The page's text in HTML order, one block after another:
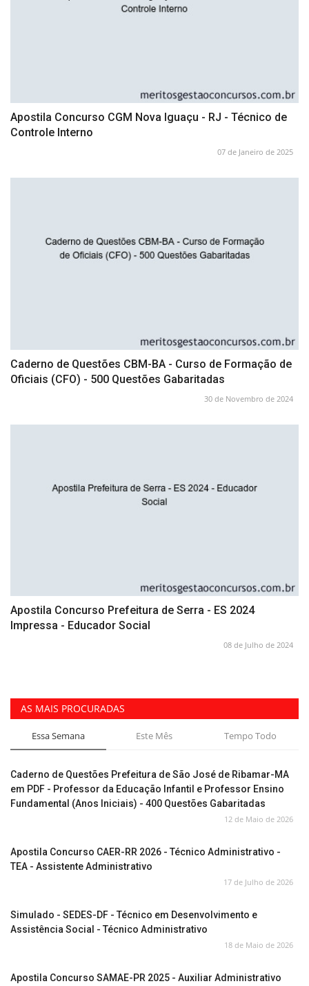
Apostila Concurso CGM Nova Iguaçu - RJ - Técnico de
Controle Interno
07 de Janeiro de 2025
Caderno de Questões CBM-BA - Curso de Formação de
Oficiais (CFO) - 500 Questões Gabaritadas
30 de Novembro de 2024
Apostila Concurso Prefeitura de Serra - ES 2024
Impressa - Educador Social
08 de Julho de 2024
AS MAIS PROCURADAS
Essa Semana Este Mês Tempo Todo
Caderno de Questões Prefeitura de São José de Ribamar-MA
em PDF - Professor da Educação Infantil e Professor Ensino
Fundamental (Anos Iniciais) - 400 Questões Gabaritadas
12 de Maio de 2026
Apostila Concurso CAER-RR 2026 - Técnico Administrativo -
TEA - Assistente Administrativo
17 de Julho de 2026
Simulado - SEDES-DF - Técnico em Desenvolvimento e
Assistência Social - Técnico Administrativo
18 de Maio de 2026
Apostila Concurso SAMAE-PR 2025 - Auxiliar Administrativo